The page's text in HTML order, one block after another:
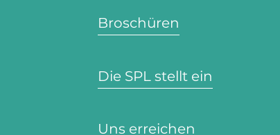
Broschüren
Die SPL stellt ein
Uns erreichen